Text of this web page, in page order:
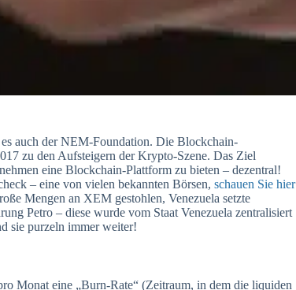
auch der NEM-Foundation. Die Blockchain-
zu den Aufsteigern der Krypto-Szene. Das Ziel
eine Blockchain-Plattform zu bieten – dezentral!
– eine von vielen bekannten Börsen, schauen Sie hier
Mengen an XEM gestohlen, Venezuela setzte
Petro – diese wurde vom Staat Venezuela zentralisiert
sie purzeln immer weiter!
Monat eine „Burn-Rate“ (Zeitraum, in dem die liquiden